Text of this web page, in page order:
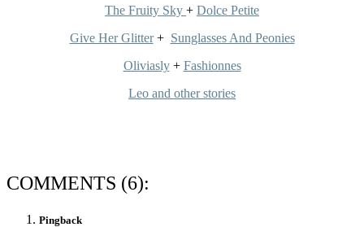
The Fruity Sky + Dolce Petite
Give Her Glitter+ Sunglasses And Peonies
Oliviasly+ Fashionnes
Leo and other stories
COMMENTS (6):
Pingback